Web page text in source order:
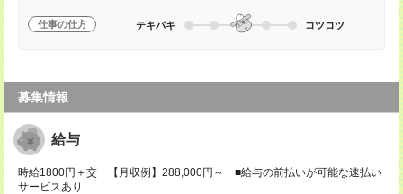
仕事の仕方 テキパキ コツコツ
募集情報
給与
時給1800円＋交 【月収例】288,000円～ ■給与の前払いが可能な速払い
サービスあり